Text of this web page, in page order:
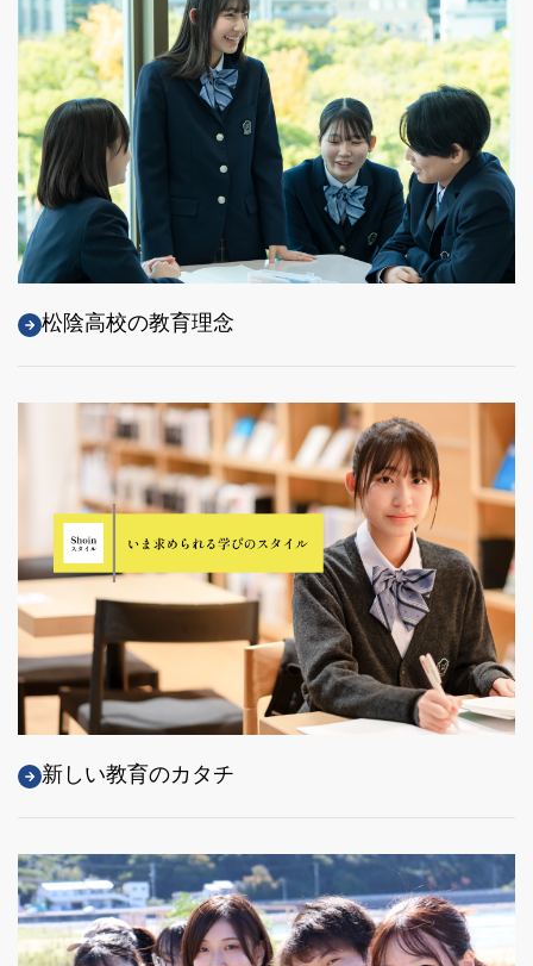
松陰高校の教育理念
新しい教育のカタチ